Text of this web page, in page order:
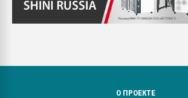
О ПРОЕКТЕ